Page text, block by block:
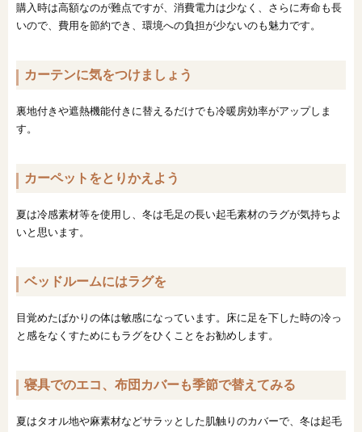
購入時は高額なのが難点ですが、消費電力は少なく、さらに寿命も長
いので、費用を節約でき、環境への負担が少ないのも魅力です。
カーテンに気をつけましょう
裏地付きや遮熱機能付きに替えるだけでも冷暖房効率がアップしま
す。
カーペットをとりかえよう
夏は冷感素材等を使用し、冬は毛足の長い起毛素材のラグが気持ちよ
いと思います。
ベッドルームにはラグを
目覚めたばかりの体は敏感になっています。床に足を下した時の冷っ
と感をなくすためにもラグをひくことをお勧めします。
寝具でのエコ、布団カバーも季節で替えてみる
夏はタオル地や麻素材などサラッとした肌触りのカバーで、冬は起毛